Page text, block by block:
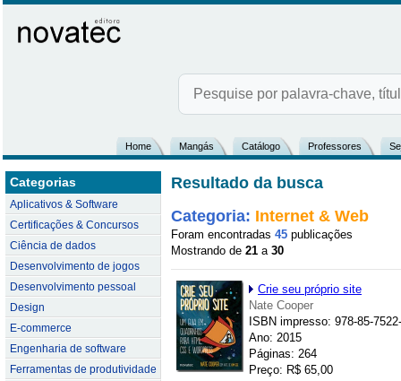
Home Mangás Catálogo Professores
Categorias
Aplicativos & Software
Certificações & Concursos
Ciência de dados
Desenvolvimento de jogos
Desenvolvimento pessoal
Design
E-commerce
Engenharia de software
Ferramentas de produtividade
Resultado da busca
Categoria: Internet & Web
Foram encontradas 45 publicações
Mostrando de 21 a 30
Crie seu próprio site
Nate Cooper
ISBN impresso: 978-85-
Ano: 2015
Páginas: 264
Preço: R$ 65,00